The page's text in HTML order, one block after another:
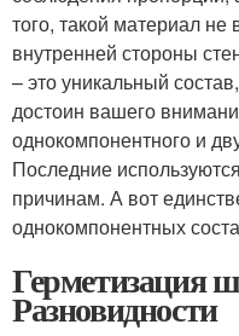
того, такой материал не
внутренней стороны
– это уникальный
достоин вашего
однокомпонентного и
Последние
причинам. А вот
однокомпонентных
Герметизация
Разновидности